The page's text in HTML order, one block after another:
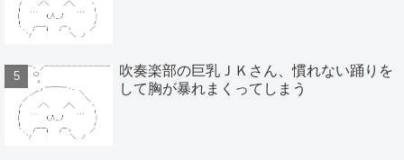
吹奏楽部の巨乳ＪＫさん、慣れない踊りを
して胸が暴れまくってしまう